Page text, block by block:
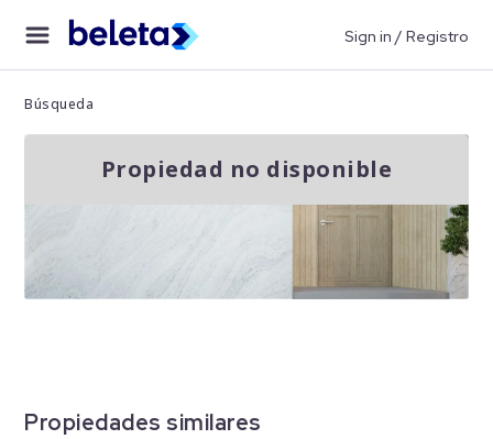
Sign in / Registro
Búsqueda
Propiedad no disponible
Propiedades similares